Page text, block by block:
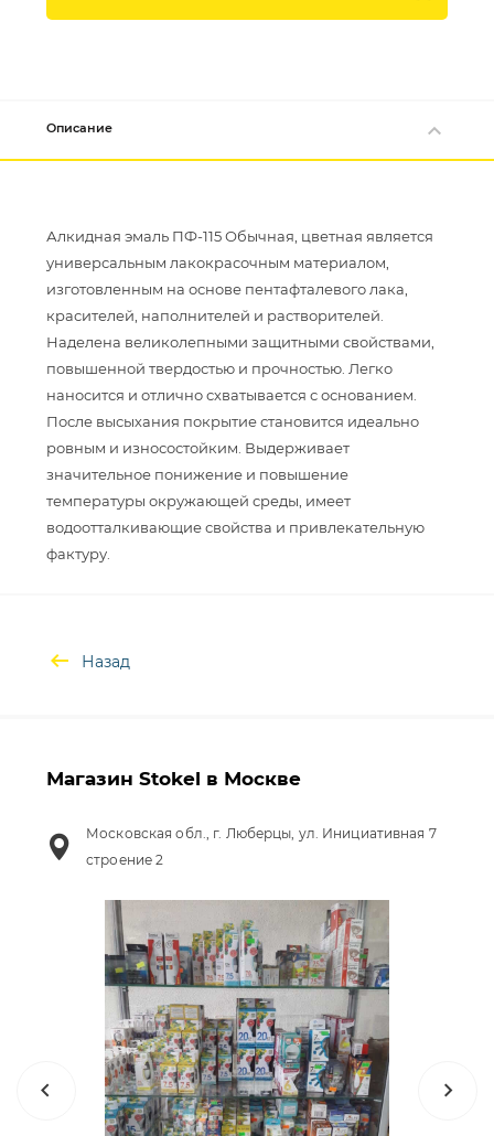
Описание
Алкидная эмаль ПФ-115 Обычная, цветная является
универсальным лакокрасочным материалом,
изготовленным на основе пентафталевого лака,
красителей, наполнителей и растворителей.
Наделена великолепными защитными свойствами,
повышенной твердостью и прочностью. Легко
наносится и отлично схватывается с основанием.
После высыхания покрытие становится идеально
ровным и износостойким. Выдерживает
значительное понижение и повышение
температуры окружающей среды, имеет
водоотталкивающие свойства и привлекательную
Назад
Магазин Stokel в Москве
Московская обл., г. Люберцы, ул. Инициативная 7
строение 2